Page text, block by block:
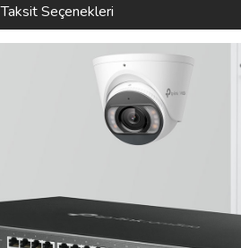
Taksit Seçenekleri